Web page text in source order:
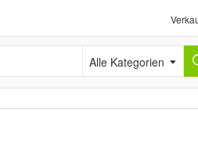
Alle Kategorien